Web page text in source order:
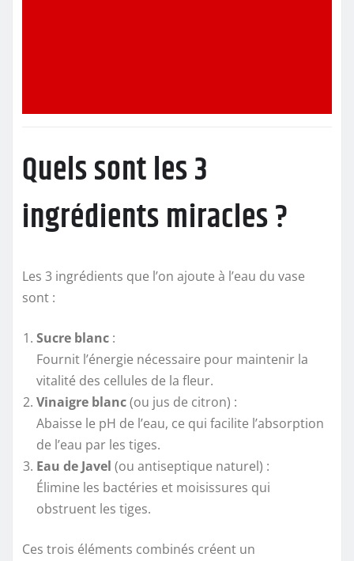
Quels sont les 3
ingrédients miracles ?
Les 3 ingrédients que l’on ajoute à l’eau du vase
sont :
Sucre blanc :
Fournit l’énergie nécessaire pour maintenir la
vitalité des cellules de la fleur.
Vinaigre blanc(ou jus de citron) :
Abaisse le pH de l’eau, ce qui facilite l’absorption
de l’eau par les tiges.
Eau de Javel (ou antiseptique naturel) :
Élimine les bactéries et moisissures qui
obstruent les tiges.
Ces trois éléments combinés créent un